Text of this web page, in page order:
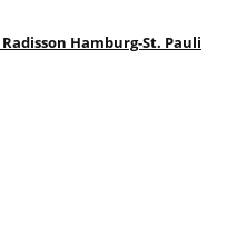
Hamburg-St. Pauli